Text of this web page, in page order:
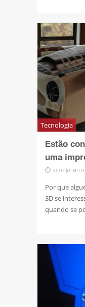
Tecnologia
Estão
uma
31 DE JULHO
Por que
3D se
quando se